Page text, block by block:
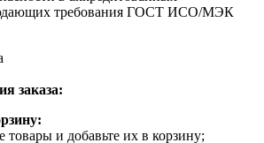
требования ГОСТ ИСО/МЭК
заказа:
товары и добавьте их в корзину;